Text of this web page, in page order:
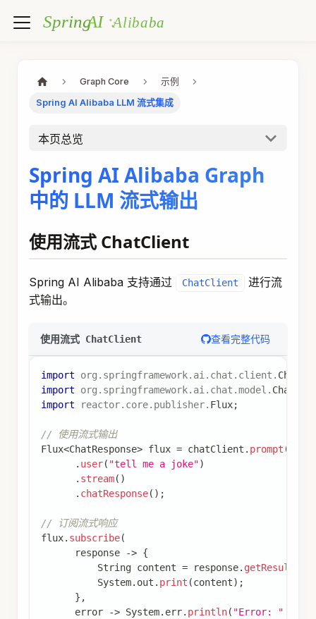
Graph Core 示例
Spring AI Alibaba LLM 流式集成
本页总览
Spring AI Alibaba Graph
中的 LLM 流式输出
使用流式 ChatClient
Spring AI Alibaba 支持通过 ChatClient
进行流
式输出。
使用流式 ChatClient 查看完整代码
import org . springframework. ai. chat . client .
import
org . springframework. ai. chat .model .
import
reactor. core. publisher. Flux;
// 使用流式输出
Flux<ChatResponse> flux = chatClient . prompt (
. user( "tell me a joke")
. stream( )
. chatResponse( ) ;
// 订阅流式响应
flux. subscribe(
      response
-> {
String content = response. getResult
System. out . print (content) ;
} ,
      error
-> System. err. println( "Error: "